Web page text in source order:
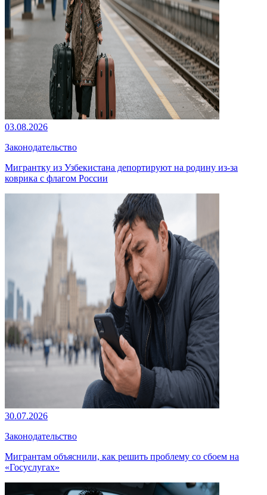
03.08.2026
Законодательство
Мигрантку из Узбекистана депортируют на родину из-за
коврика с флагом России
30.07.2026
Законодательство
Мигрантам объяснили, как решить проблему со сбоем на
«Госуслугах»